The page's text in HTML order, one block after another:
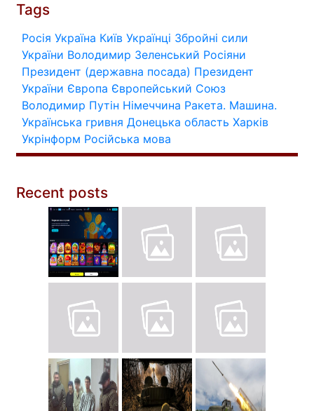
Tags
Росія Україна Київ Українці Збройні сили
України Володимир Зеленський Росіяни
Президент (державна посада) Президент
України Європа Європейський Союз
Володимир Путін Німеччина Ракета. Машина.
Українська гривня Донецька область Харків
Укрінформ Російська мова
Recent posts